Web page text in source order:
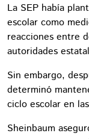
La SEP había
escolar como
reacciones entre
autoridades
Sin embargo,
determinó
ciclo escolar en
Sheinbaum